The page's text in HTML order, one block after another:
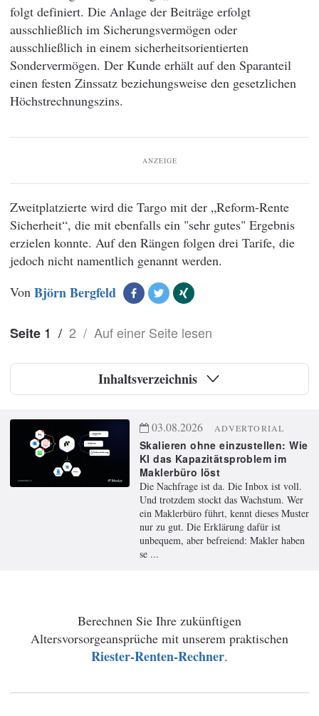
folgt definiert. Die Anlage der Beiträge erfolgt
ausschließlich im Sicherungsvermögen oder
ausschließlich in einem sicherheitsorientierten
Sondervermögen. Der Kunde erhält auf den Sparanteil
einen festen Zinssatz beziehungsweise den gesetzlichen
Höchstrechnungszins.
ANZEIGE
Zweitplatzierte wird die Targo mit der „Reform-Rente
Sicherheit“, die mit ebenfalls ein "sehr gutes" Ergebnis
erzielen konnte. Auf den Rängen folgen drei Tarife, die
jedoch nicht namentlich genannt werden.
Von Björn Bergfeld
Seite 1 / 2 / Auf einer Seite lesen
Inhaltsverzeichnis
03.08.2026 ADVERTORIAL
Skalieren ohne einzustellen: Wie
KI das Kapazitätsproblem im
Maklerbüro löst
Die Nachfrage ist da. Die Inbox ist voll.
Und trotzdem stockt das Wachstum. Wer
ein Maklerbüro führt, kennt dieses Muster
nur zu gut. Die Erklärung dafür ist
unbequem, aber befreiend: Makler haben
se ...
Berechnen Sie Ihre zukünftigen
Altersvorsorgeansprüche mit unserem praktischen
Riester-Renten-Rechner.